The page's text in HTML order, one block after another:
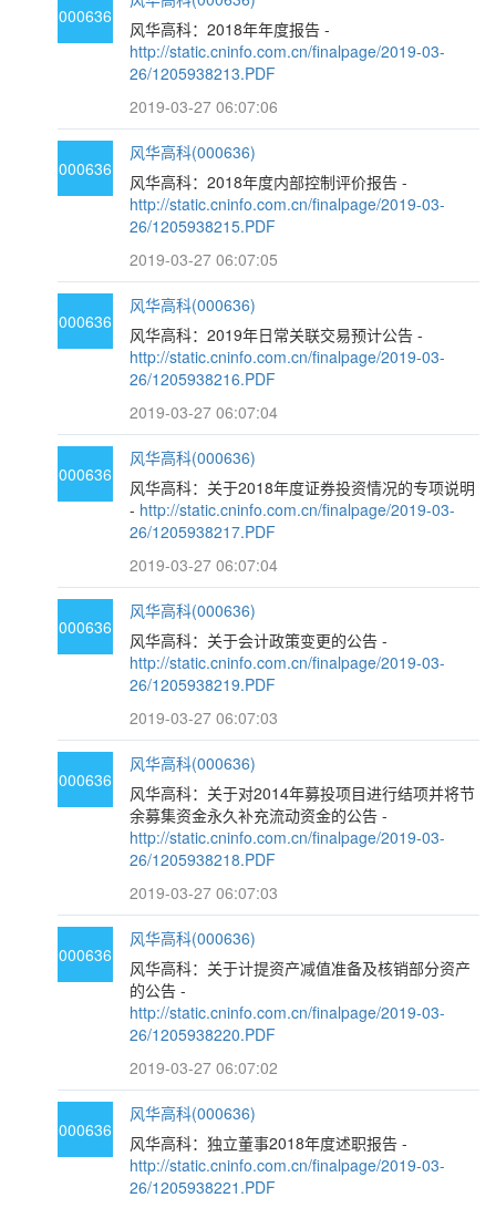
000636
风华高科：2018年年度报告 -
http://static.cninfo.com.cn/finalpage/2019-03-
26/1205938213.PDF
2019-03-27 06:07:06
000636
风华高科(000636)
风华高科：2018年度内部控制评价报告 -
http://static.cninfo.com.cn/finalpage/2019-03-
26/1205938215.PDF
2019-03-27 06:07:05
000636
风华高科(000636)
风华高科：2019年日常关联交易预计公告 -
http://static.cninfo.com.cn/finalpage/2019-03-
26/1205938216.PDF
2019-03-27 06:07:04
000636
风华高科(000636)
风华高科：关于2018年度证券投资情况的专项说明
- http://static.cninfo.com.cn/finalpage/2019-03-
26/1205938217.PDF
2019-03-27 06:07:04
000636
风华高科(000636)
风华高科：关于会计政策变更的公告 -
http://static.cninfo.com.cn/finalpage/2019-03-
26/1205938219.PDF
2019-03-27 06:07:03
000636
风华高科(000636)
风华高科：关于对2014年募投项目进行结项并将节
余募集资金永久补充流动资金的公告 -
http://static.cninfo.com.cn/finalpage/2019-03-
26/1205938218.PDF
2019-03-27 06:07:03
000636
风华高科(000636)
风华高科：关于计提资产减值准备及核销部分资产
的公告 -
http://static.cninfo.com.cn/finalpage/2019-03-
26/1205938220.PDF
2019-03-27 06:07:02
000636
风华高科(000636)
风华高科：独立董事2018年度述职报告 -
http://static.cninfo.com.cn/finalpage/2019-03-
26/1205938221.PDF